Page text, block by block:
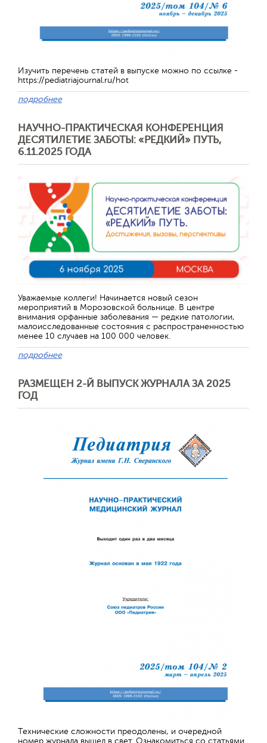
Изучить перечень статей в выпуске можно по ссылке -
https://pediatriajournal.ru/hot
подробнее
НАУЧНО-ПРАКТИЧЕСКАЯ КОНФЕРЕНЦИЯ
ДЕСЯТИЛЕТИЕ ЗАБОТЫ: «РЕДКИЙ» ПУТЬ,
6.11.2025 ГОДА
Уважаемые коллеги! Начинается новый сезон
мероприятий в Морозовской больнице. В центре
внимания орфанные заболевания — редкие патологии,
малоисследованные состояния с распространенностью
менее 10 случаев на 100 000 человек.
подробнее
РАЗМЕЩЕН 2-Й ВЫПУСК ЖУРНАЛА ЗА 2025
ГОД
Технические сложности преодолены, и очередной
номер журнала вышел в свет. Ознакомиться со статьями
Обратная
Отправить